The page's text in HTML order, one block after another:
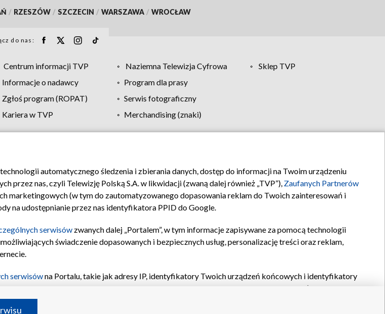
/ RZESZÓW / SZCZECIN / WARSZAWA / WROCŁAW
do nas:
Centrum informacji TVP Naziemna Telewizja Cyfrowa
Sklep TVP
Informacje o nadawcy
Program dla prasy
Zgłoś program (ROPAT)
Serwis fotograficzny
Kariera w TVP
Merchandising (znaki)
Moje zgody Pomoc Biuro reklamy Kontakt
automatycznego śledzenia i zbierania danych, dostęp do informacji na Twoim urządzeniu
przez nas, czyli Telewizję Polską S.A. w likwidacji (zwaną dalej również „TVP”), Zaufanych Partnerów
marketingowych (w tym do zautomatyzowanego dopasowania reklam do Twoich zainteresowań i
na udostępnianie przez nas identyfikatora PPID do Google.
serwisów zwanych dalej „Portalem”, w tym informacje zapisywane za pomocą technologii
świadczenie dopasowanych i bezpiecznych usług, personalizację treści oraz reklam,
serwisówna Portalu, takie jak adresy IP, identyfikatory Twoich urządzeń końcowych i identyfikatory
oraz pozostałych
na urządzeniu lub dostęp do nich, wyboru podstawowych reklam, wyboru spersonalizowanych